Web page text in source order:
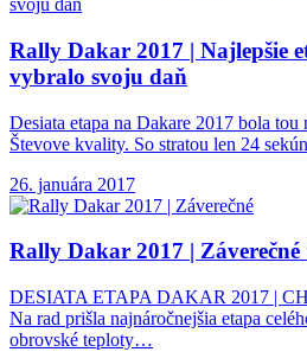
Rally Dakar 2017 | Najlepšie
vybralo svoju daň
Desiata etapa na Dakare 2017 bola
Števove kvality. So stratou len 24
26. januára 2017
Rally Dakar 2017 |
DESIATA ETAPA DAKAR 2017 |
Na rad prišla najnáročnejšia etapa
obrovské teploty…